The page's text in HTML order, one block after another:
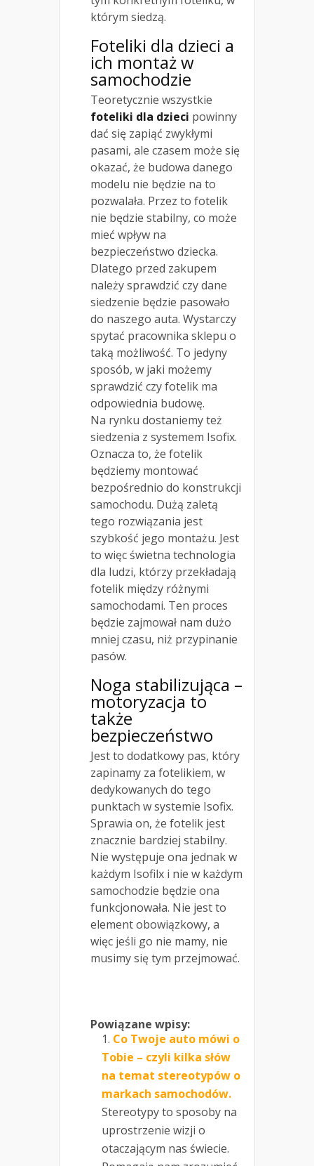
którym siedzą.
Foteliki dla dzieci a
ich montaż w
samochodzie
Teoretycznie wszystkie
foteliki dla dzieci powinny
dać się zapiąć zwykłymi
pasami, ale czasem może się
okazać, że budowa danego
modelu nie będzie na to
pozwalała. Przez to fotelik
nie będzie stabilny, co może
mieć wpływ na
bezpieczeństwo dziecka.
Dlatego przed zakupem
należy sprawdzić czy dane
siedzenie będzie pasowało
do naszego auta. Wystarczy
spytać pracownika sklepu o
taką możliwość. To jedyny
sposób, w jaki możemy
sprawdzić czy fotelik ma
odpowiednia budowę.
Na rynku dostaniemy też
siedzenia z systemem Isofix.
Oznacza to, że fotelik
będziemy montować
bezpośrednio do konstrukcji
samochodu. Dużą zaletą
tego rozwiązania jest
szybkość jego montażu. Jest
to więc świetna technologia
dla ludzi, którzy przekładają
fotelik między różnymi
samochodami. Ten proces
będzie zajmował nam dużo
mniej czasu, niż przypinanie
pasów.
Noga stabilizująca –
motoryzacja to
także
bezpieczeństwo
Jest to dodatkowy pas, który
zapinamy za fotelikiem, w
dedykowanych do tego
punktach w systemie Isofix.
Sprawia on, że fotelik jest
znacznie bardziej stabilny.
Nie występuje ona jednak w
każdym Isofilx i nie w każdym
samochodzie będzie ona
funkcjonowała. Nie jest to
element obowiązkowy, a
więc jeśli go nie mamy, nie
musimy się tym przejmować.
Powiązane wpisy:
Co Twoje auto mówi o
Tobie – czyli kilka słów
na temat stereotypów o
markach samochodów.
Stereotypy to sposoby na
uprostrzenie wizji o
otaczającym nas świecie.